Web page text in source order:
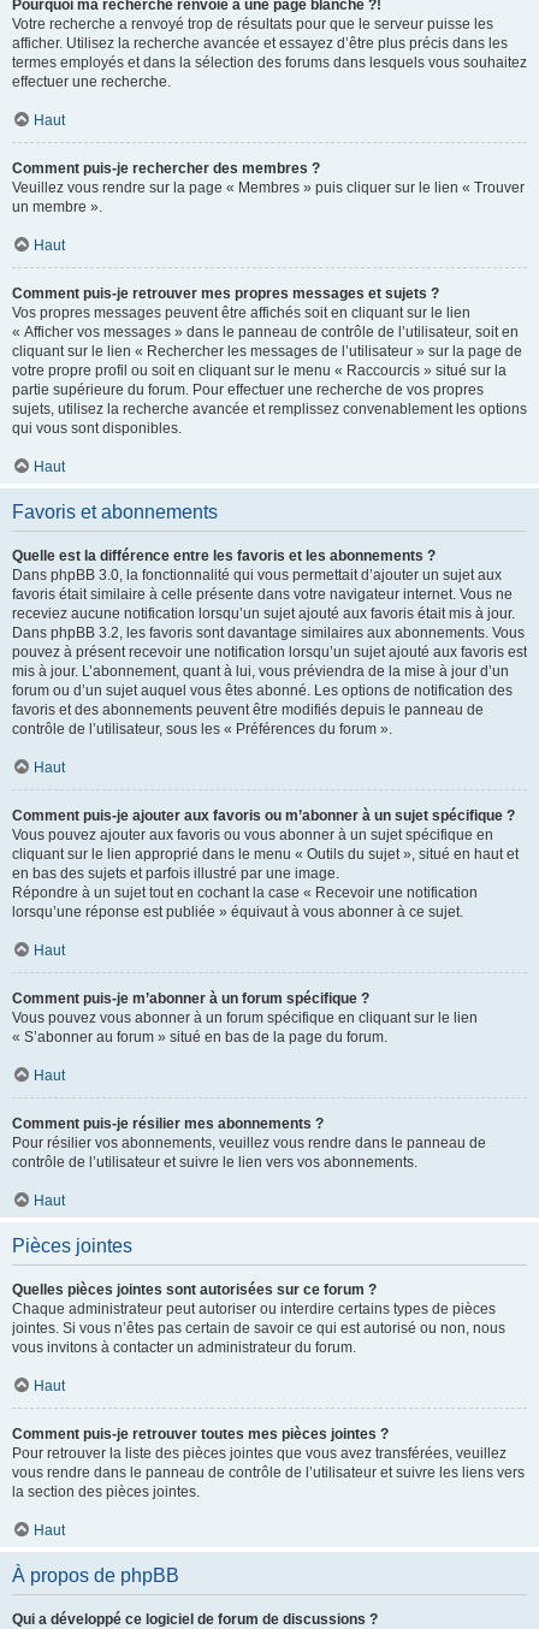
Pourquoi ma recherche renvoie à une page blanche ?!
Votre recherche a renvoyé trop de résultats pour que le serveur puisse les
afficher. Utilisez la recherche avancée et essayez d’être plus précis dans les
termes employés et dans la sélection des forums dans lesquels vous souhaitez
effectuer une recherche.
Haut
Comment puis-je rechercher des membres ?
Veuillez vous rendre sur la page « Membres » puis cliquer sur le lien « Trouver
un membre ».
Haut
Comment puis-je retrouver mes propres messages et sujets ?
Vos propres messages peuvent être affichés soit en cliquant sur le lien
« Afficher vos messages » dans le panneau de contrôle de l’utilisateur, soit en
cliquant sur le lien « Rechercher les messages de l’utilisateur » sur la page de
votre propre profil ou soit en cliquant sur le menu « Raccourcis » situé sur la
partie supérieure du forum. Pour effectuer une recherche de vos propres
sujets, utilisez la recherche avancée et remplissez convenablement les options
qui vous sont disponibles.
Haut
Favoris et abonnements
Quelle est la différence entre les favoris et les abonnements ?
Dans phpBB 3.0, la fonctionnalité qui vous permettait d’ajouter un sujet aux
favoris était similaire à celle présente dans votre navigateur internet. Vous ne
receviez aucune notification lorsqu’un sujet ajouté aux favoris était mis à jour.
Dans phpBB 3.2, les favoris sont davantage similaires aux abonnements. Vous
pouvez à présent recevoir une notification lorsqu’un sujet ajouté aux favoris est
mis à jour. L’abonnement, quant à lui, vous préviendra de la mise à jour d’un
forum ou d’un sujet auquel vous êtes abonné. Les options de notification des
favoris et des abonnements peuvent être modifiés depuis le panneau de
contrôle de l’utilisateur, sous les « Préférences du forum ».
Haut
Comment puis-je ajouter aux favoris ou m’abonner à un sujet spécifique ?
Vous pouvez ajouter aux favoris ou vous abonner à un sujet spécifique en
cliquant sur le lien approprié dans le menu « Outils du sujet », situé en haut et
en bas des sujets et parfois illustré par une image.
Répondre à un sujet tout en cochant la case « Recevoir une notification
lorsqu’une réponse est publiée » équivaut à vous abonner à ce sujet.
Haut
Comment puis-je m’abonner à un forum spécifique ?
Vous pouvez vous abonner à un forum spécifique en cliquant sur le lien
« S’abonner au forum » situé en bas de la page du forum.
Haut
Comment puis-je résilier mes abonnements ?
Pour résilier vos abonnements, veuillez vous rendre dans le panneau de
contrôle de l’utilisateur et suivre le lien vers vos abonnements.
Haut
Pièces jointes
Quelles pièces jointes sont autorisées sur ce forum ?
Chaque administrateur peut autoriser ou interdire certains types de pièces
jointes. Si vous n’êtes pas certain de savoir ce qui est autorisé ou non, nous
vous invitons à contacter un administrateur du forum.
Haut
Comment puis-je retrouver toutes mes pièces jointes ?
Pour retrouver la liste des pièces jointes que vous avez transférées, veuillez
vous rendre dans le panneau de contrôle de l’utilisateur et suivre les liens vers
la section des pièces jointes.
Haut
À propos de phpBB
Qui a développé ce logiciel de forum de discussions ?